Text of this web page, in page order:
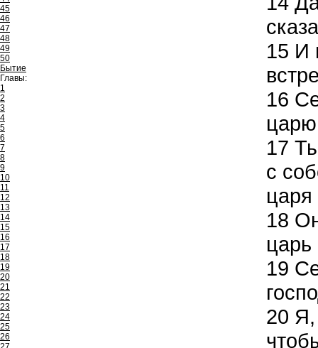
45
46
47
48
49
50
Бытие
Главы:
1
2
3
4
5
6
7
8
9
10
11
12
13
14
15
16
17
18
19
20
21
22
23
24
25
26
15 И
16
17
с
18
19
20 Я,